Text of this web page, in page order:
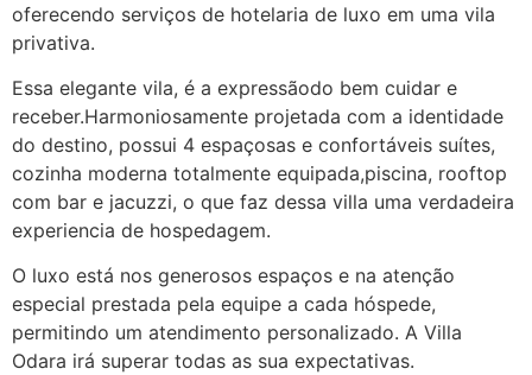
oferecendo serviços de hotelaria de luxo em uma vila
privativa.
Essa elegante vila, é a expressãodo bem cuidar e
receber.Harmoniosamente projetada com a identidade
do destino, possui 4 espaçosas e confortáveis suítes,
cozinha moderna totalmente equipada,piscina, rooftop
com bar e jacuzzi, o que faz dessa villa uma verdadeira
experiencia de hospedagem.
O luxo está nos generosos espaços e na atenção
especial prestada pela equipe a cada hóspede,
permitindo um atendimento personalizado. A Villa
Odara irá superar todas as sua expectativas.